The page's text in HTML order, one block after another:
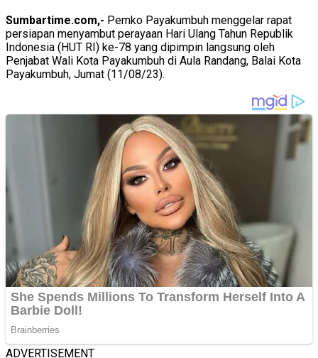
Sumbartime.com,- Pemko Payakumbuh menggelar rapat
persiapan menyambut perayaan Hari Ulang Tahun Republik
Indonesia (HUT RI) ke-78 yang dipimpin langsung oleh
Penjabat Wali Kota Payakumbuh di Aula Randang, Balai Kota
Payakumbuh, Jumat (11/08/23).
ADVERTISEMENT